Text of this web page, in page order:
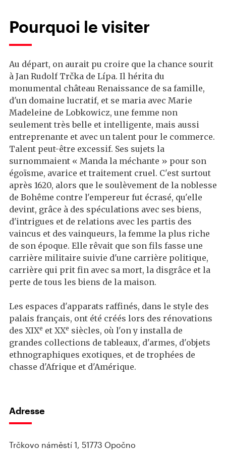
Pourquoi le visiter
Au départ, on aurait pu croire que la chance sourit
à Jan Rudolf Trčka de Lípa. Il hérita du
monumental château Renaissance de sa famille,
d'un domaine lucratif, et se maria avec Marie
Madeleine de Lobkowicz, une femme non
seulement très belle et intelligente, mais aussi
entreprenante et avec un talent pour le commerce.
Talent peut-être excessif. Ses sujets la
surnommaient « Manda la méchante » pour son
égoïsme, avarice et traitement cruel. C'est surtout
après 1620, alors que le soulèvement de la noblesse
de Bohême contre l'empereur fut écrasé, qu'elle
devint, grâce à des spéculations avec ses biens,
d'intrigues et de relations avec les partis des
vaincus et des vainqueurs, la femme la plus riche
de son époque. Elle rêvait que son fils fasse une
carrière militaire suivie d'une carrière politique,
carrière qui prit fin avec sa mort, la disgrâce et la
perte de tous les biens de la maison.
Les espaces d'apparats raffinés, dans le style des
palais français, ont été créés lors des rénovations
des XIXe et XXe siècles, où l'on y installa de
grandes collections de tableaux, d'armes, d'objets
ethnographiques exotiques, et de trophées de
chasse d'Afrique et d'Amérique.
Adresse
Trčkovo náměstí 1, 51773 Opočno